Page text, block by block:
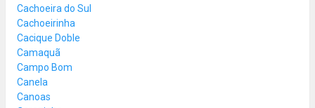
Cachoeira do Sul
Cachoeirinha
Cacique Doble
Camaquã
Campo Bom
Canela
Canoas